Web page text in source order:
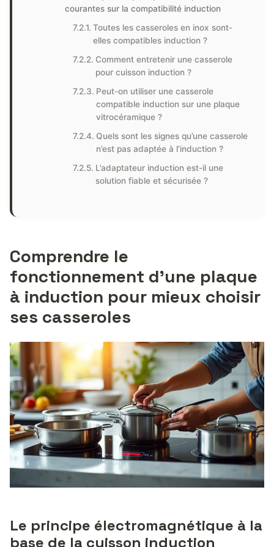
courantes sur la compatibilité induction
Toutes les casseroles en inox sont-
elles compatibles induction ?
Comment entretenir une casserole
pour cuisson induction ?
Peut-on utiliser une casserole
compatible induction sur une plaque
vitrocéramique ?
Quels sont les signes qu’une casserole
n’est pas adaptée à l’induction ?
L’adaptateur induction est-il une
solution fiable et sécurisée ?
Comprendre le
fonctionnement d’une plaque
à induction pour mieux choisir
ses casseroles
Le principe électromagnétique à la
base de la cuisson induction